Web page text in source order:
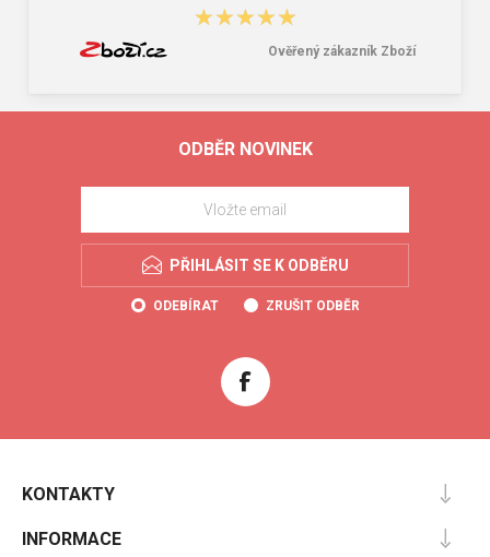
★★★★★
★★★★★
Ověřený zákazník Zboží
ODBĚR NOVINEK
PŘIHLÁSIT SE K ODBĚRU
ODEBÍRAT ZRUŠIT ODBĚR
KONTAKTY
INFORMACE